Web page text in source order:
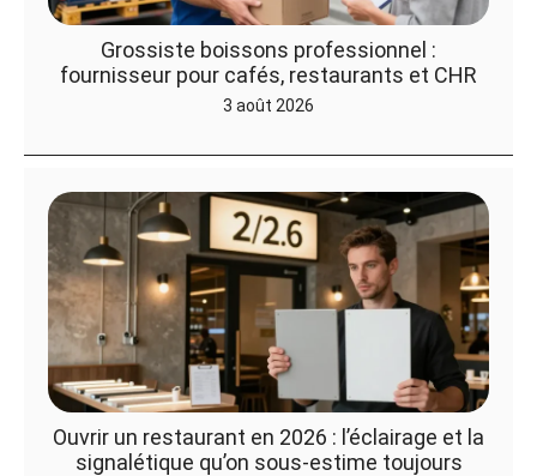
Grossiste boissons professionnel :
fournisseur pour cafés, restaurants et CHR
3 août 2026
Ouvrir un restaurant en 2026 : l’éclairage et la
signalétique qu’on sous-estime toujours